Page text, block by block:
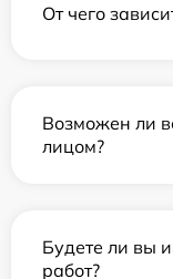
От чего
Возможен ли
лицом?
Будете ли вы
работ?